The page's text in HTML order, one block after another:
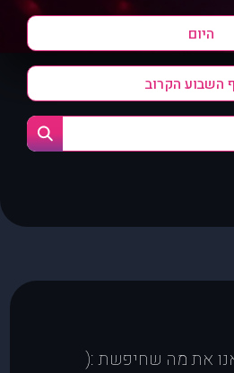
היום
השבוע הקרוב
את מה שחיפשת :(